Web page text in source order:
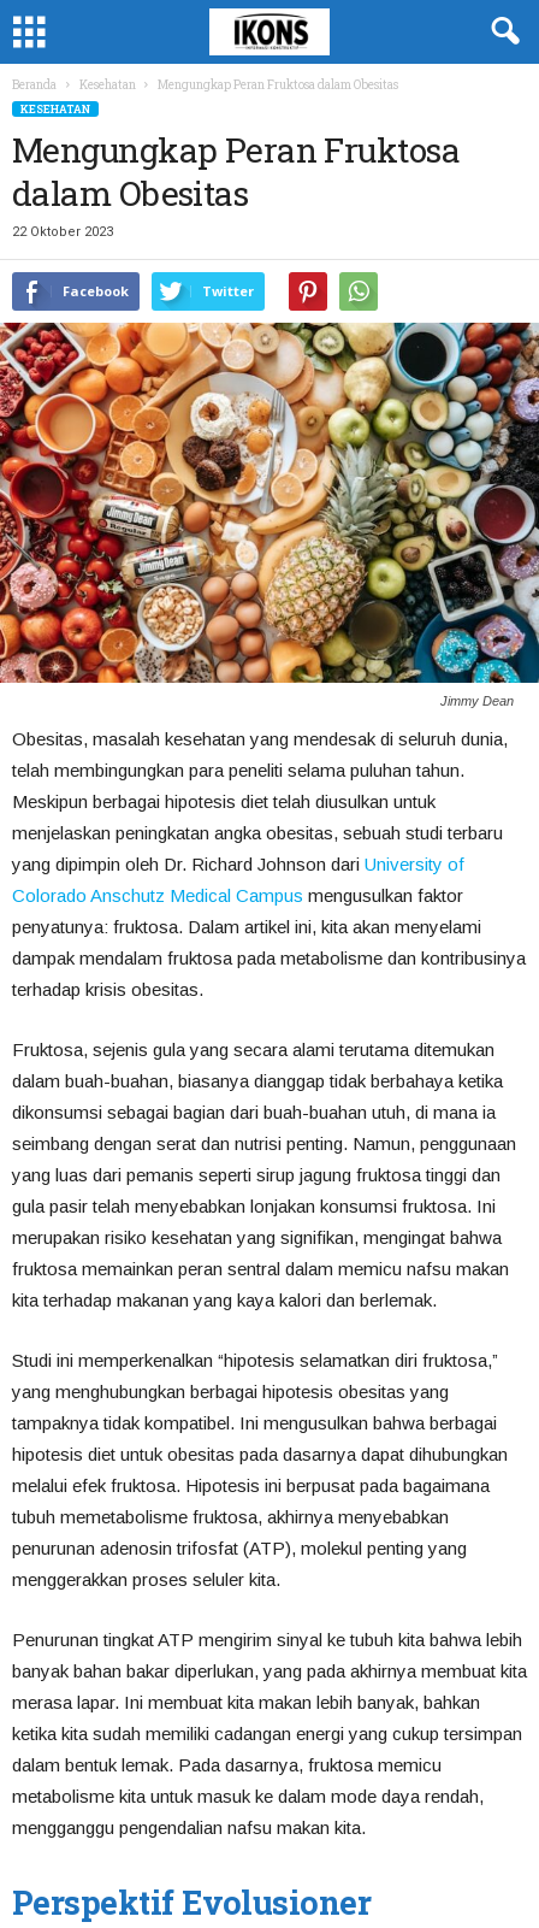
Beranda Kesehatan Mengungkap Peran Fruktosa dalam Obesitas
KESEHATAN
Mengungkap Peran Fruktosa
dalam Obesitas
22 Oktober 2023
Facebook Twitter
Jimmy Dean
Obesitas, masalah kesehatan yang mendesak di seluruh dunia,
telah membingungkan para peneliti selama puluhan tahun.
Meskipun berbagai hipotesis diet telah diusulkan untuk
menjelaskan peningkatan angka obesitas, sebuah studi terbaru
yang dipimpin oleh Dr. Richard Johnson dari University of
Colorado Anschutz Medical Campus mengusulkan faktor
penyatunya: fruktosa. Dalam artikel ini, kita akan menyelami
dampak mendalam fruktosa pada metabolisme dan kontribusinya
terhadap krisis obesitas.
Fruktosa, sejenis gula yang secara alami terutama ditemukan
dalam buah-buahan, biasanya dianggap tidak berbahaya ketika
dikonsumsi sebagai bagian dari buah-buahan utuh, di mana ia
seimbang dengan serat dan nutrisi penting. Namun, penggunaan
yang luas dari pemanis seperti sirup jagung fruktosa tinggi dan
gula pasir telah menyebabkan lonjakan konsumsi fruktosa. Ini
merupakan risiko kesehatan yang signifikan, mengingat bahwa
fruktosa memainkan peran sentral dalam memicu nafsu makan
kita terhadap makanan yang kaya kalori dan berlemak.
Studi ini memperkenalkan “hipotesis selamatkan diri fruktosa,”
yang menghubungkan berbagai hipotesis obesitas yang
tampaknya tidak kompatibel. Ini mengusulkan bahwa berbagai
hipotesis diet untuk obesitas pada dasarnya dapat dihubungkan
melalui efek fruktosa. Hipotesis ini berpusat pada bagaimana
tubuh memetabolisme fruktosa, akhirnya menyebabkan
penurunan adenosin trifosfat (ATP), molekul penting yang
menggerakkan proses seluler kita.
Penurunan tingkat ATP mengirim sinyal ke tubuh kita bahwa lebih
banyak bahan bakar diperlukan, yang pada akhirnya membuat kita
merasa lapar. Ini membuat kita makan lebih banyak, bahkan
ketika kita sudah memiliki cadangan energi yang cukup tersimpan
dalam bentuk lemak. Pada dasarnya, fruktosa memicu
metabolisme kita untuk masuk ke dalam mode daya rendah,
mengganggu pengendalian nafsu makan kita.
Perspektif Evolusioner